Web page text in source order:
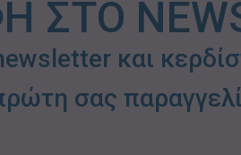
ΣΤΟ
και
σας